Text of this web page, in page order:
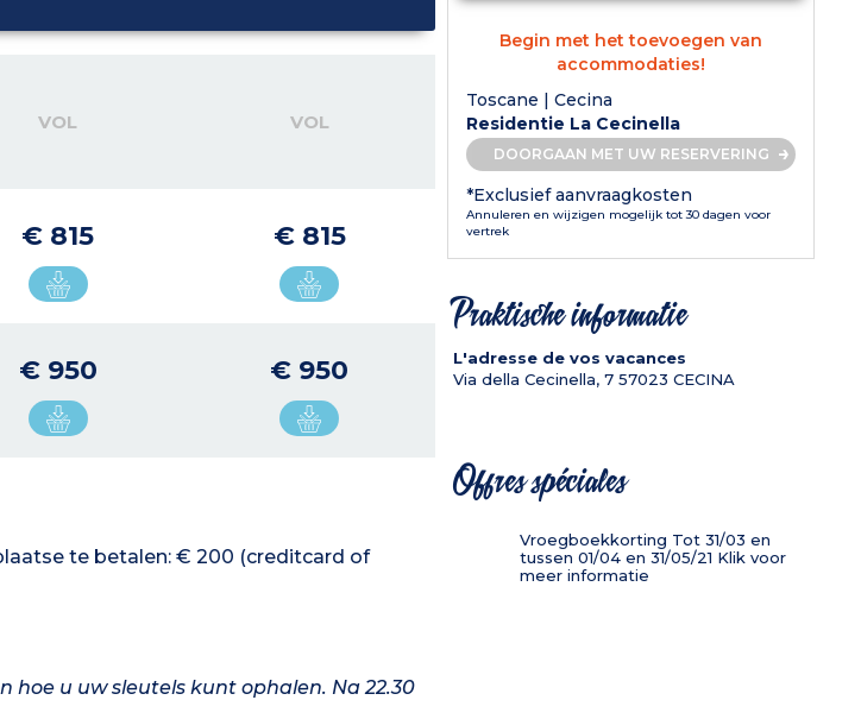
VOL VOL
€ 815 € 815
€ 950 € 950
te betalen: € 200 (creditcard of
hoe u uw sleutels kunt ophalen. Na 22.30
Begin met het toevoegen van
accommodaties!
Toscane | Cecina
Residentie La Cecinella
DOORGAAN MET UW RESERVERING
*Exclusief aanvraagkosten
Annuleren en wijzigen mogelijk tot 30 dagen voor
vertrek
Praktische informatie
L'adresse de vos vacances
Via della Cecinella, 7 57023 CECINA
Offres spéciales
Vroegboekkorting Tot 31/03 en
tussen 01/04 en 31/05/21 Klik voor
meer informatie